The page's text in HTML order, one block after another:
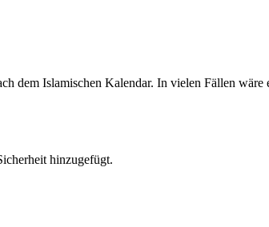
dem Islamischen Kalendar. In vielen Fällen
hinzugefügt.